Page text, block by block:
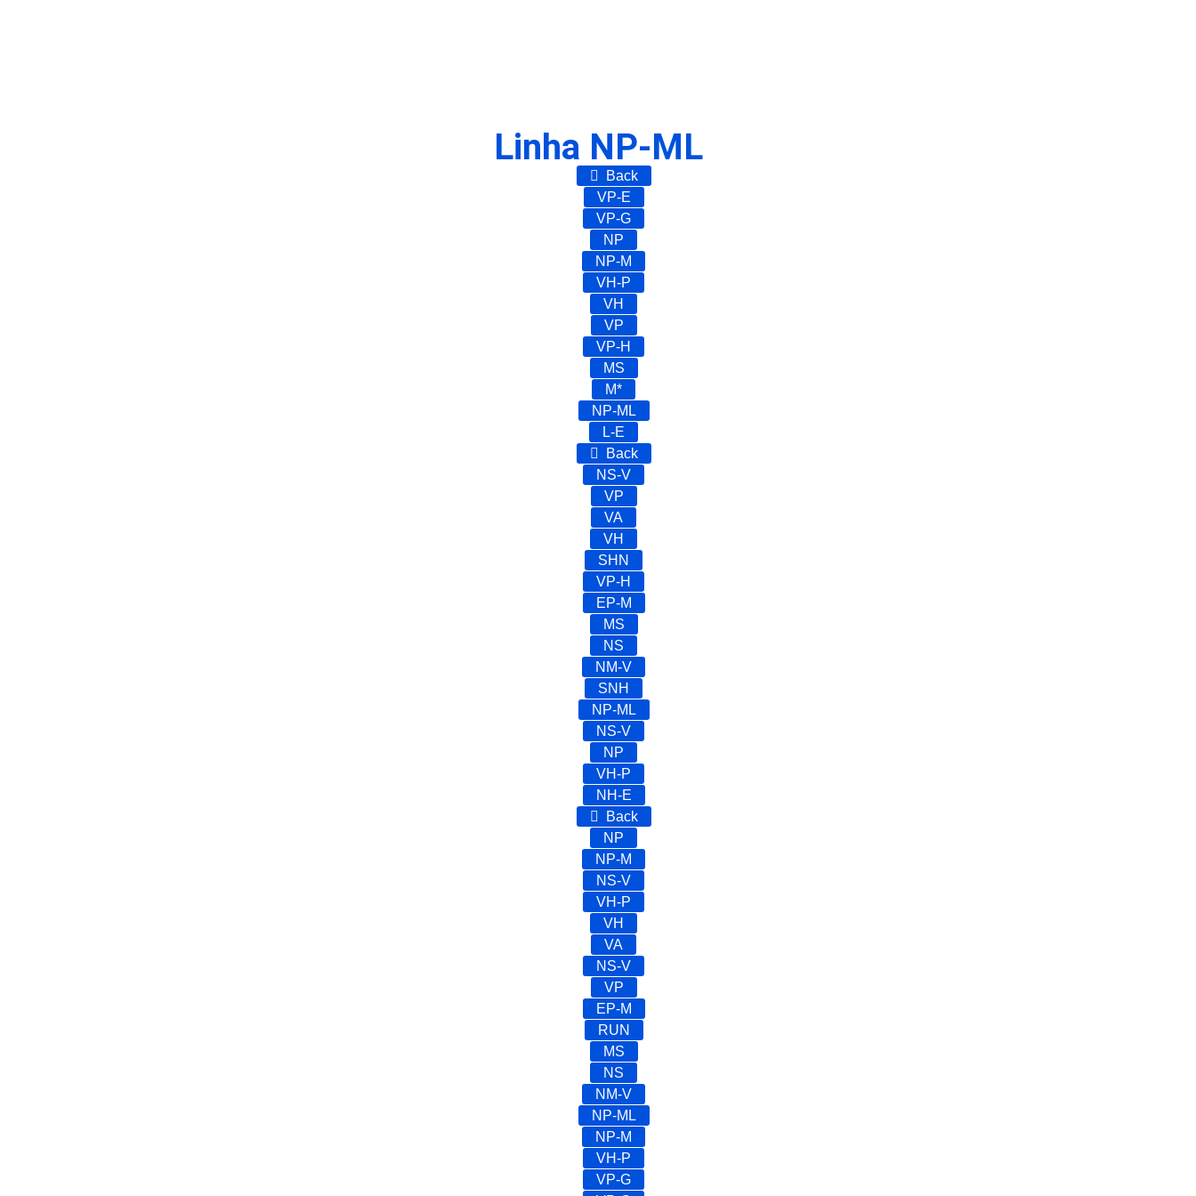
Linha NP-ML
Back
VP-E
VP-G
NP
NP-M
VH-P
VH
VP
VP-H
MS
M*
NP-ML
L-E
Back
NS-V
VP
VA
VH
SHN
VP-H
EP-M
MS
NS
NM-V
SNH
NP-ML
NS-V
NP
VH-P
NH-E
Back
NP
NP-M
NS-V
VH-P
VH
VA
NS-V
VP
EP-M
RUN
MS
NS
NM-V
NP-ML
NP-M
VH-P
VP-G